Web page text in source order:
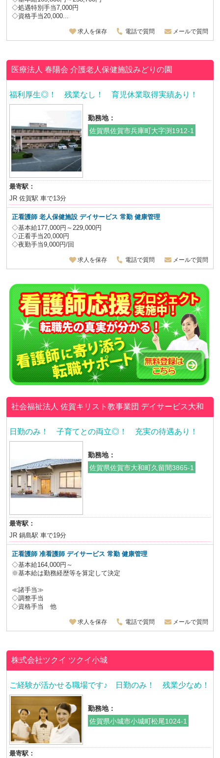
◇処遇特別手当7,000円
◇資格手当20,000...
求人を保存 電話で質問 メールで質問
医療法人 春陽会介護老人保健施設みどりの園
福利厚生◎！ 残業なし！ 育児休業取得実績あり！
勤務地：
佐賀県佐賀市兵庫町大字渕1912-1
最寄駅：
JR 佐賀駅 車で13分
正看護師 老人保健施設 デイサービス常勤 健康管理
◇基本給177,000円～229,000円
◇正看手当20,000円
◇夜勤手当9,000円/回
求人を保存 電話で質問 メールで質問
社会福祉法人 佐賀キリスト教事業団 デイサービス大和
日勤のみ！ 子育てとの両立◎！ 充実の待遇あり！
勤務地：
佐賀県佐賀市大和町久留間3865-1
最寄駅：
JR 鍋島駅 車で19分
正看護師 准看護師 デイサービス 常勤 健康管理
◇基本給164,000円～
※基本給は勤務経歴等を算定して決定
≪諸手当≫
◇調整手当
◇資格手当 他
求人を保存 電話で質問 メールで質問
株式会社ツクイ ツクイ小城
ご経験が活かせる職場です♪ 日勤のみ！ 残業少なめ！
勤務地：
佐賀県小城市小城町松尾1024-1
最寄駅：